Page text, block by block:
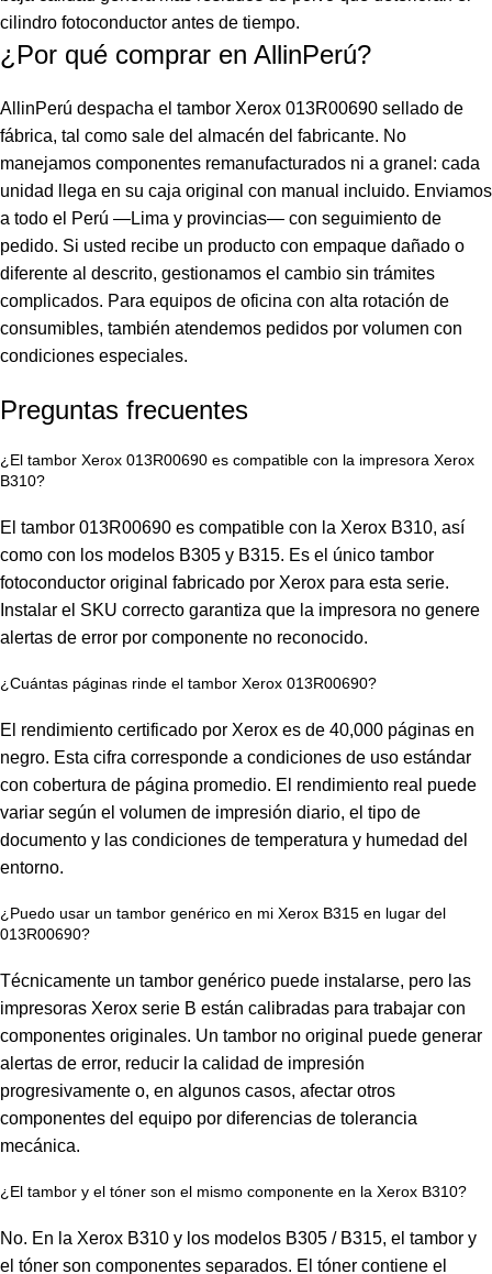
cilindro fotoconductor antes de tiempo.
¿Por qué comprar en AllinPerú?
AllinPerú despacha el tambor Xerox 013R00690 sellado de
fábrica, tal como sale del almacén del fabricante. No
manejamos componentes remanufacturados ni a granel: cada
unidad llega en su caja original con manual incluido. Enviamos
a todo el Perú —Lima y provincias— con seguimiento de
pedido. Si usted recibe un producto con empaque dañado o
diferente al descrito, gestionamos el cambio sin trámites
complicados. Para equipos de oficina con alta rotación de
consumibles, también atendemos pedidos por volumen con
condiciones especiales.
Preguntas frecuentes
¿El tambor Xerox 013R00690 es compatible con la impresora Xerox
B310?
El tambor 013R00690 es compatible con la Xerox B310, así
como con los modelos B305 y B315. Es el único tambor
fotoconductor original fabricado por Xerox para esta serie.
Instalar el SKU correcto garantiza que la impresora no genere
alertas de error por componente no reconocido.
¿Cuántas páginas rinde el tambor Xerox 013R00690?
El rendimiento certificado por Xerox es de 40,000 páginas en
negro. Esta cifra corresponde a condiciones de uso estándar
con cobertura de página promedio. El rendimiento real puede
variar según el volumen de impresión diario, el tipo de
documento y las condiciones de temperatura y humedad del
entorno.
¿Puedo usar un tambor genérico en mi Xerox B315 en lugar del
013R00690?
Técnicamente un tambor genérico puede instalarse, pero las
impresoras Xerox serie B están calibradas para trabajar con
componentes originales. Un tambor no original puede generar
alertas de error, reducir la calidad de impresión
progresivamente o, en algunos casos, afectar otros
componentes del equipo por diferencias de tolerancia
mecánica.
¿El tambor y el tóner son el mismo componente en la Xerox B310?
No. En la Xerox B310 y los modelos B305 / B315, el tambor y
el tóner son componentes separados. El tóner contiene el